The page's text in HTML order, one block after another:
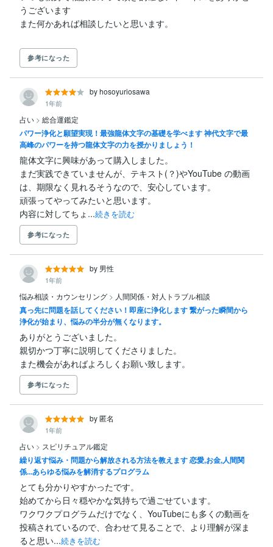
うございます
参考になった
by hosoyuriosawa
1年前
占い > 総合運鑑定
パワー浄化と願望実現！最強龍体文字の基礎を学べます 神代文字で最
高峰のパワーを持つ龍体文字の力を授かりましょう！
龍体文字に興味があって購入しました。
まだ実践できていませんが、テキスト(？)やYouTube の動画
は、期限なく見れるそうなので、安心しています。
頑張ってやってみたいと思います。
内容に対してちょ...続きを読む
参考になった
by 男性
1年前
悩み相談・カウンセリング > 人間関係・対人トラブル相談
真っ先に問題を話してください！即座に浄化します 繋がった瞬間から
浄化が始まり、悩みの半分が無くなります。
ありがとうございました。
親切かつ丁寧に説明してくださりました。
また機会があればよろしくお願い致します。
参考になった
by 匿名
1年前
占い > スピリチュアル鑑定
繰り返す悩み・問題から解放される方法を教えます 恋愛,お金,人間関
係...あらゆる悩みを解消するプログラム
とても分かりやすかったです。
始めてから日々穏やかな気持ちで過ごせています。
ワクワクプログラムだけでなく、YouTubeにも多くの動画を
投稿されているので、合わせて見ることで、より理解が深ま
ると思い...続きを読む